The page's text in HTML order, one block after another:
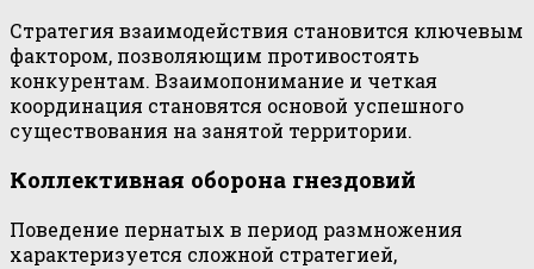
Стратегия взаимодействия становится ключевым
фактором, позволяющим противостоять
конкурентам. Взаимопонимание и четкая
координация становятся основой успешного
существования на занятой территории.
Коллективная оборона гнездовий
Поведение пернатых в период размножения
характеризуется сложной стратегией,